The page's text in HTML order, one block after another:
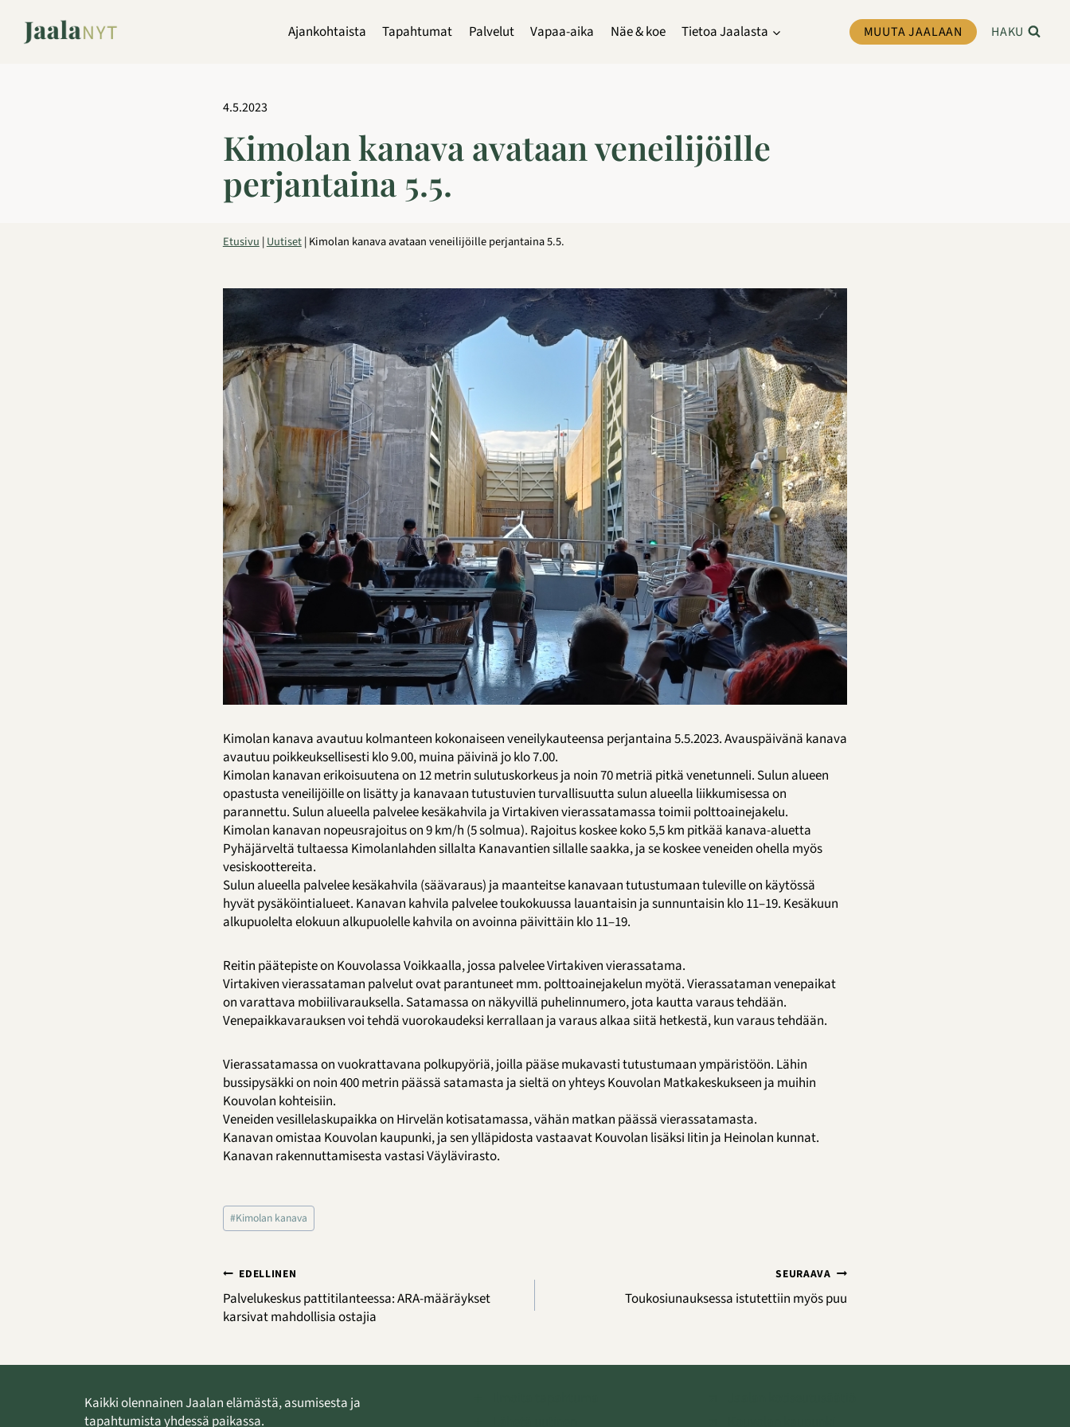
sisältöön
Ajankohtaista Tapahtumat Palvelut Vapaa-aika Näe & koe Tietoa Jaalasta MUUTA JAALAAN HAKU
4.5.2023
Kimolan kanava avataan veneilijöille
perjantaina 5.5.
Etusivu|Uutiset|Kimolan kanava avataan veneilijöille perjantaina 5.5.
Kimolan kanava avautuu kolmanteen kokonaiseen veneilykauteensa perjantaina 5.5.2023. Avauspäivänä kanava
avautuu poikkeuksellisesti klo 9.00, muina päivinä jo klo 7.00.
Kimolan kanavan erikoisuutena on 12 metrin sulutuskorkeus ja noin 70 metriä pitkä venetunneli. Sulun alueen
opastusta veneilijöille on lisätty ja kanavaan tutustuvien turvallisuutta sulun alueella liikkumisessa on
parannettu. Sulun alueella palvelee kesäkahvila ja Virtakiven vierassatamassa toimii polttoainejakelu.
Kimolan kanavan nopeusrajoitus on 9 km/h (5 solmua). Rajoitus koskee koko 5,5 km pitkää kanava-aluetta
Pyhäjärveltä tultaessa Kimolanlahden sillalta Kanavantien sillalle saakka, ja se koskee veneiden ohella myös
vesiskoottereita.
Sulun alueella palvelee kesäkahvila (säävaraus) ja maanteitse kanavaan tutustumaan tuleville on käytössä
hyvät pysäköintialueet. Kanavan kahvila palvelee toukokuussa lauantaisin ja sunnuntaisin klo 11–19. Kesäkuun
alkupuolelta elokuun alkupuolelle kahvila on avoinna päivittäin klo 11–19.
Reitin päätepiste on Kouvolassa Voikkaalla, jossa palvelee Virtakiven vierassatama.
Virtakiven vierassataman palvelut ovat parantuneet mm. polttoainejakelun myötä. Vierassataman venepaikat
on varattava mobiilivarauksella. Satamassa on näkyvillä puhelinnumero, jota kautta varaus tehdään.
Venepaikkavarauksen voi tehdä vuorokaudeksi kerrallaan ja varaus alkaa siitä hetkestä, kun varaus tehdään.
Vierassatamassa on vuokrattavana polkupyöriä, joilla pääse mukavasti tutustumaan ympäristöön. Lähin
bussipysäkki on noin 400 metrin päässä satamasta ja sieltä on yhteys Kouvolan Matkakeskukseen ja muihin
Kouvolan kohteisiin.
Veneiden vesillelaskupaikka on Hirvelän kotisatamassa, vähän matkan päässä vierassatamasta.
Kanavan omistaa Kouvolan kaupunki, ja sen ylläpidosta vastaavat Kouvolan lisäksi Iitin ja Heinolan kunnat.
Kanavan rakennuttamisesta vastasi Väylävirasto.
Avainsanat:
#Kimolan kanava
Artikkelien
selaus
EDELLINEN
Palvelukeskus pattitilanteessa: ARA-määräykset
karsivat mahdollisia ostajia
SEURAAVA
Toukosiunauksessa istutettiin myös puu
Kaikki olennainen Jaalan elämästä, asumisesta ja
tapahtumista yhdessä paikassa.